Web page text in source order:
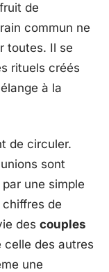
de
commun ne
toutes. Il se
rituels créés
à la
de circuler.
sont
une simple
de
des couples
celle des autres
une